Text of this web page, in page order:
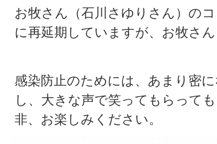
お牧さん（石川さゆりさん）の
に再延期していますが、お牧さ
感染防止のためには、あまり密
し、大きな声で笑ってもらって
非、お楽しみください。